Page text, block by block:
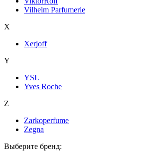
Vilhelm Parfumerie
X
Xerjoff
Y
YSL
Yves Roche
Z
Zarkoperfume
Zegna
Выберите бренд: